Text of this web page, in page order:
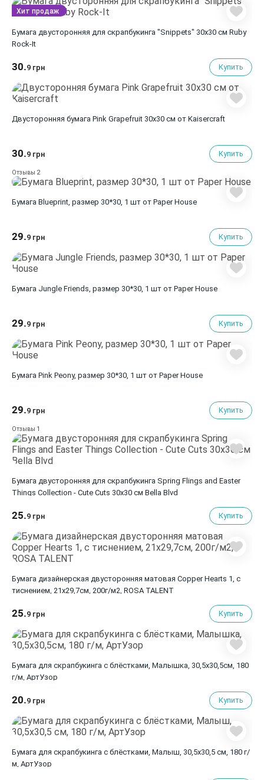
Бумага двусторонняя для скрапбукинга "Snippets" 30х30 см Ruby
Rock-It
30.9 грн Купить
Хит продаж
Двусторонняя бумага Pink Grapefruit 30х30 см от Kaisercraft
30.9 грн Купить
Отзывы 2
Бумага Blueprint, размер 30*30, 1 шт от Paper House
29.9 грн Купить
Бумага Jungle Friends, размер 30*30, 1 шт от Paper House
29.9 грн Купить
Бумага Pink Peony, размер 30*30, 1 шт от Paper House
29.9 грн Купить
Отзывы 1
Бумага двусторонняя для скрапбукинга Spring Flings and Easter
Things Collection - Cute Cuts 30х30 см Bella Blvd
25.9 грн Купить
Бумага дизайнерская двусторонняя матовая Copper Hearts 1, с
тиснением, 21х29,7см, 200г/м2, ROSA TALENT
25.9 грн Купить
Бумага для скрапбукинга с блёстками, Малышка, 30,5х30,5см, 180
г/м, АртУзор
20.9 грн Купить
Бумага для скрапбукинга с блёстками, Малыш, 30,5х30,5 см, 180 г/
м, АртУзор